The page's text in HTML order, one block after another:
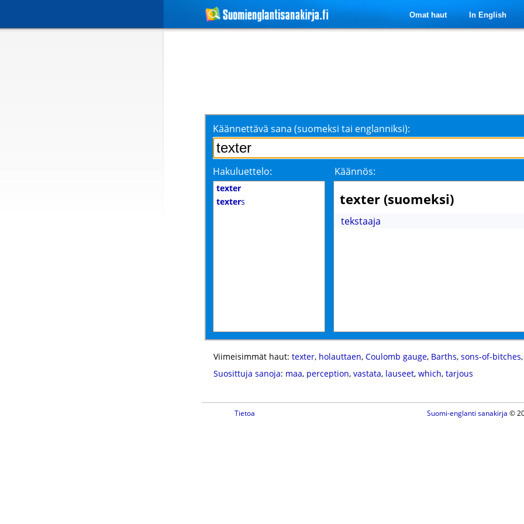
Omat haut In English
Käännettävä sana (suomeksi tai englanniksi):
Hakuluettelo: Käännös:
texter
texters texter (suomeksi)
tekstaaja
Viimeisimmät haut: texter, holauttaen, Coulomb gauge, Barths, sons-of-bitches
Suosittuja sanoja: maa, perception, vastata, lauseet, which, tarjous
Tietoa Suomi-englanti sanakirja ©